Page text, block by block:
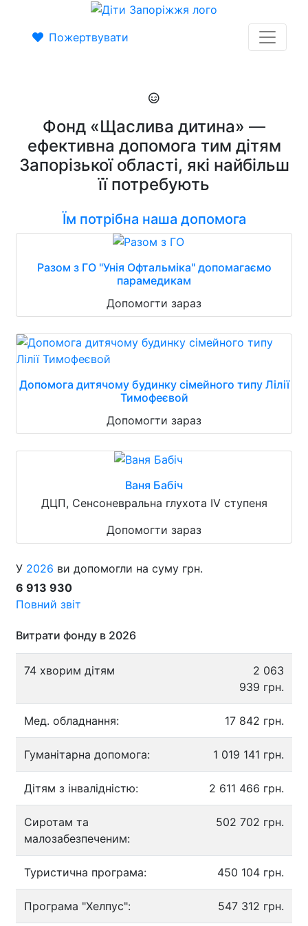
Пожертвувати
Фонд «Щаслива дитина» —
ефективна допомога тим дітям
Запорізької області, які найбільш
її потребують
Їм потрібна наша допомога
Разом з ГО "Унія Офтальміка" допомагаємо
парамедикам
Допомогти зараз
Допомога дитячому будинку сімейного типу Лілії
Тимофеєвой
Допомогти зараз
Ваня Бабіч
ДЦП, Сенсоневральна глухота IV ступеня
Допомогти зараз
У 2026 ви допомогли на суму грн.
6 913 930
Повний звіт
Витрати фонду в 2026
74 хворим дітям
2 063
939 грн.
Мед. обладнання: 17 842 грн.
Гуманітарна допомога: 1 019 141 грн.
Дітям з інвалідністю: 2 611 466 грн.
Сиротам та
малозабезпеченим:
502 702 грн.
Туристична програма: 450 104 грн.
Програма "Хелпус": 547 312 грн.